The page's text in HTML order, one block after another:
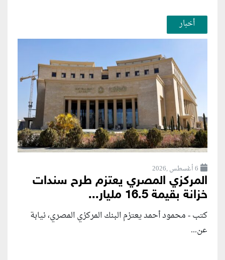
أخبار
6 أغسطس ,2026
المركزي المصري يعتزم طرح سندات
خزانة بقيمة 16.5 مليار...
كتب - محمود أحمد يعتزم البنك المركزي المصري، نيابة
عن...